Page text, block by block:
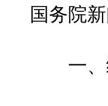
国务院
一、